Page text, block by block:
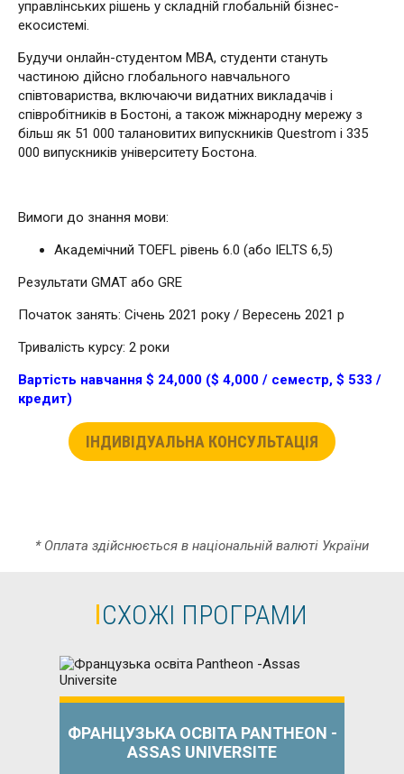
управлінських рішень у складній глобальній бізнес-
екосистемі.
Будучи онлайн-студентом MBA, студенти стануть
частиною дійсно глобального навчального
співтовариства, включаючи видатних викладачів і
співробітників в Бостоні, а також міжнародну мережу з
більш як 51 000 талановитих випускників Questrom і 335
000 випускників університету Бостона.
Вимоги до знання мови:
Академічний TOEFL рівень 6.0 (або IELTS 6,5)
Результати GMAT або GRE
Початок занять: Січень 2021 року / Вересень 2021 р
Тривалість курсу: 2 роки
Вартість навчання $ 24,000 ($ 4,000 / семестр, $ 533 /
кредит)
ІНДИВІДУАЛЬНА КОНСУЛЬТАЦІЯ
* Оплата здійснюється в національній валюті України
СХОЖІ ПРОГРАМИ
ФРАНЦУЗЬКА ОСВІТА PANTHEON -
ASSAS UNIVERSITE